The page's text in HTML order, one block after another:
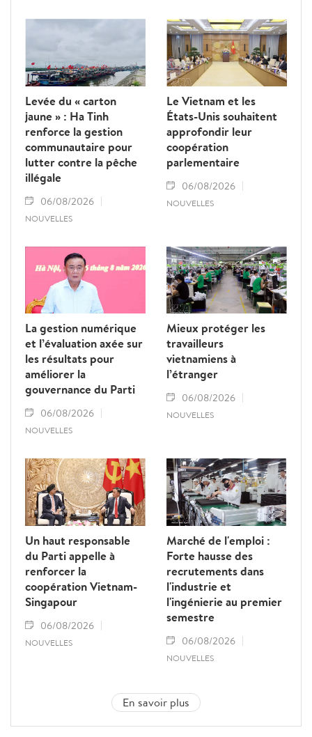
Levée du « carton
jaune » : Ha Tinh
renforce la gestion
communautaire pour
lutter contre la pêche
illégale
06/08/2026
NOUVELLES
Le Vietnam et les
États-Unis souhaitent
approfondir leur
coopération
parlementaire
06/08/2026
NOUVELLES
La gestion numérique
et l’évaluation axée sur
les résultats pour
améliorer la
gouvernance du Parti
06/08/2026
NOUVELLES
Mieux protéger les
travailleurs
vietnamiens à
l’étranger
06/08/2026
NOUVELLES
Un haut responsable
du Parti appelle à
renforcer la
coopération Vietnam-
Singapour
06/08/2026
NOUVELLES
Marché de l'emploi :
Forte hausse des
recrutements dans
l'industrie et
l'ingénierie au premier
semestre
06/08/2026
NOUVELLES
En savoir plus